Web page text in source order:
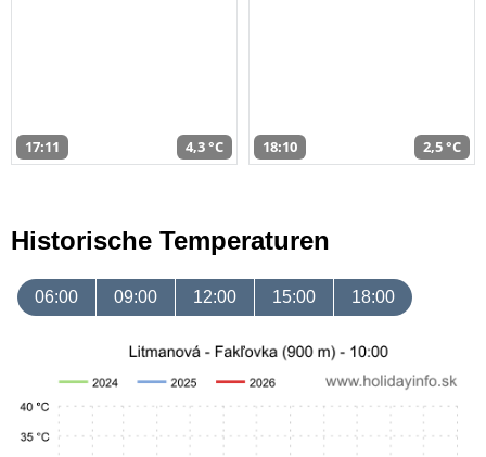
17:11 4,3 °C 18:10 2,5 °C
Historische Temperaturen
06:00 09:00 12:00 15:00 18:00